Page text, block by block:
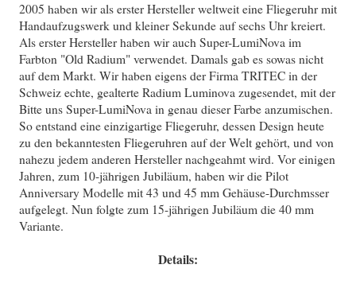
2005 haben wir als erster Hersteller weltweit eine Fliegeruhr mit
Handaufzugswerk und kleiner Sekunde auf sechs Uhr kreiert.
Als erster Hersteller haben wir auch Super-LumiNova im
Farbton "Old Radium" verwendet. Damals gab es sowas nicht
auf dem Markt. Wir haben eigens der Firma TRITEC in der
Schweiz echte, gealterte Radium Luminova zugesendet, mit der
Bitte uns Super-LumiNova in genau dieser Farbe anzumischen.
So entstand eine einzigartige Fliegeruhr, dessen Design heute
zu den bekanntesten Fliegeruhren auf der Welt gehört, und von
nahezu jedem anderen Hersteller nachgeahmt wird. Vor einigen
Jahren, zum 10-jährigen Jubiläum, haben wir die Pilot
Anniversary Modelle mit 43 und 45 mm Gehäuse-Durchmsser
aufgelegt. Nun folgte zum 15-jährigen Jubiläum die 40 mm
Variante.
Details: